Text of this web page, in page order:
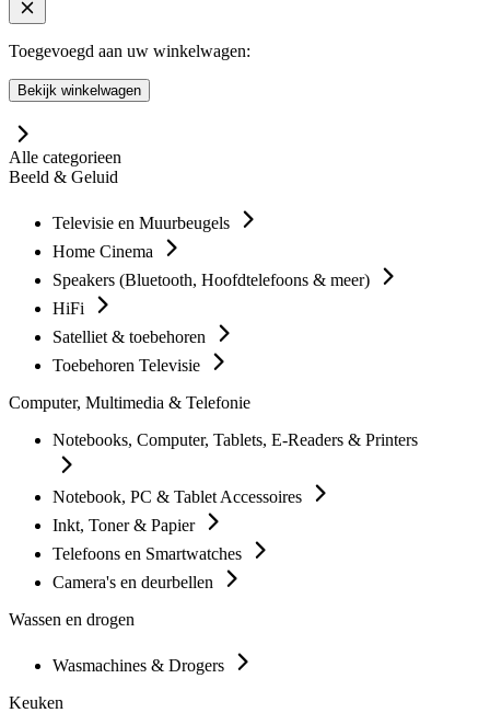
Toegevoegd aan uw winkelwagen:
Bekijk winkelwagen
Alle categorieen
Beeld & Geluid
Televisie en Muurbeugels
Home Cinema
Speakers (Bluetooth, Hoofdtelefoons & meer)
HiFi
Satelliet & toebehoren
Toebehoren Televisie
Computer, Multimedia & Telefonie
Notebooks, Computer, Tablets, E-Readers & Printers
Notebook, PC & Tablet Accessoires
Inkt, Toner & Papier
Telefoons en Smartwatches
Camera's en deurbellen
Wassen en drogen
Wasmachines & Drogers
Keuken